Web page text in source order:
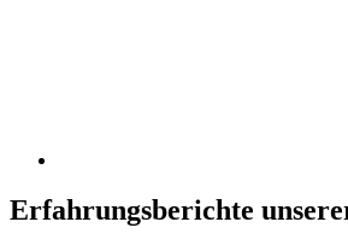
Erfahrungsberichte